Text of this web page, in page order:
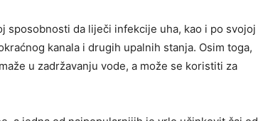
sposobnosti da liječi infekcije uha, kao i po svojoj
kanala i drugih upalnih stanja. Osim toga,
u zadržavanju vode, a može se koristiti za